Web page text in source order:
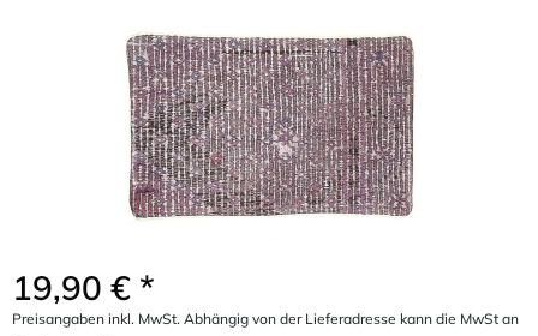
19,90 € *
Preisangaben inkl. MwSt. Abhängig von der Lieferadresse kann die MwSt an